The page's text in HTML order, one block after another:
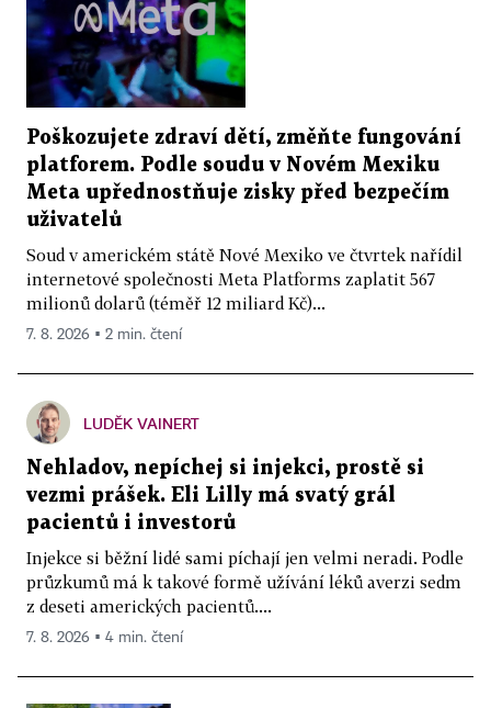
Poškozujete zdraví dětí, změňte fungování
platforem. Podle soudu v Novém Mexiku
Meta upřednostňuje zisky před bezpečím
uživatelů
Soud v americkém státě Nové Mexiko ve čtvrtek nařídil
internetové společnosti Meta Platforms zaplatit 567
milionů dolarů (téměř 12 miliard Kč)...
7. 8. 2026 ▪ 2 min. čtení
LUDĚK VAINERT
Nehladov, nepíchej si injekci, prostě si
vezmi prášek. Eli Lilly má svatý grál
pacientů i investorů
Injekce si běžní lidé sami píchají jen velmi neradi. Podle
průzkumů má k takové formě užívání léků averzi sedm
z deseti amerických pacientů....
7. 8. 2026 ▪ 4 min. čtení